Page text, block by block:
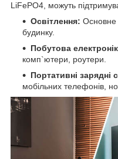
LiFePO4, можуть
Освітлення: Основне
будинку.
Побутова
комп`ютери, роутери.
Портативні зарядні
мобільних телефонів,